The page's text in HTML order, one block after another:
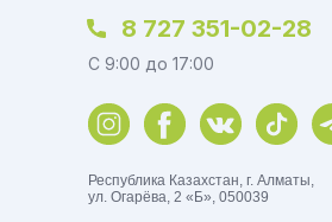
Республика Казахстан, г. Алматы,
ул. Огарёва, 2 «Б», 050039
C 9:00 до 17:00
8 727 351-02-28